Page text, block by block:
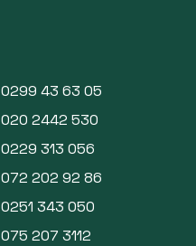
0299 43 63 05
020 2442 530
0229 313 056
072 202 92 86
0251 343 050
075 207 3112